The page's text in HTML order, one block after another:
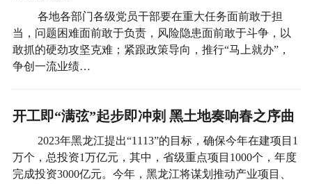
各地各部门各级党员干部要在重大任务面前敢于担
当，问题困难面前敢于负责，风险隐患面前敢于斗争，以
敢抓的硬劲攻坚克难；紧跟政策导向，推行“马上就办”，
争创一流业绩…
开工即“满弦”起步即冲刺 黑土地奏响春之序曲
2023年黑龙江提出“1113”的目标，确保今年在建项目1
万个，总投资1万亿元，其中，省级重点项目1000个，年度
完成投资3000亿元。今年，黑龙江将谋划推动产业项目、